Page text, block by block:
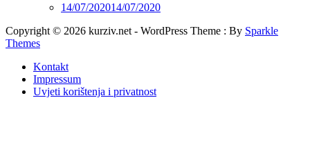
14/07/202014/07/2020
Copyright © 2026 kurziv.net - WordPress Theme : By Sparkle
Themes
Kontakt
Impressum
Uvjeti korištenja i privatnost